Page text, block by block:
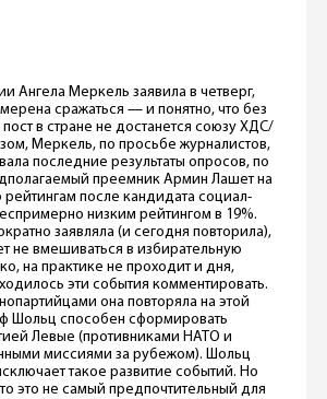
Ангела Меркель заявила в четверг,
сражаться — и понятно, что без
в стране не достанется союзу ХДС/
Меркель, по просьбе журналистов,
последние результаты опросов, по
преемник Армин Лашет на
после кандидата социал-
низким рейтингом в 19%.
заявляла (и сегодня повторила),
не вмешиваться в избирательную
на практике не проходит и дня,
эти события комментировать.
она повторяла на этой
Шольц способен сформировать
Левые (противниками НАТО и
миссиями за рубежом). Шольц
такое развитие событий. Но
это не самый предпочтительный для